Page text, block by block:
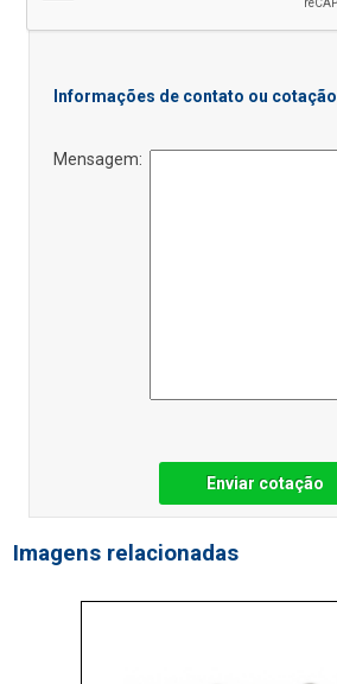
Informações de contato ou cotação
Mensagem:
Enviar cotação
Imagens relacionadas